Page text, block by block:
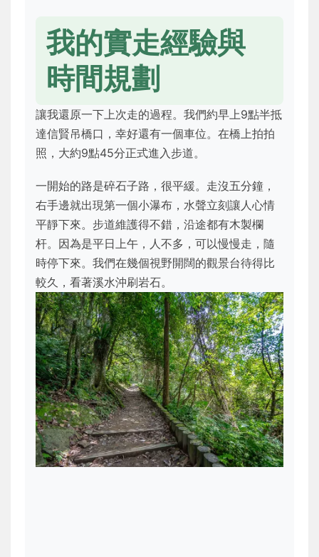
我的實走經驗與
時間規劃
讓我還原一下上次走的過程。我們約早上9點半抵
達信賢吊橋口，幸好還有一個車位。在橋上拍拍
照，大約9點45分正式進入步道。
一開始的路是碎石子路，很平緩。走沒五分鐘，
右手邊就出現第一個小瀑布，水聲立刻讓人心情
平靜下來。步道維護得不錯，沿途都有木製欄
杆。因為是平日上午，人不多，可以慢慢走，隨
時停下來。我們在幾個視野開闊的觀景台待得比
較久，看著溪水沖刷岩石。